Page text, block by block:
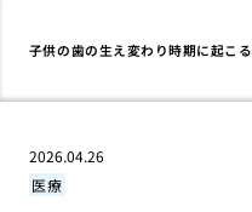
子供の歯の生え変わり時期に起こ
2026.04.26
医療